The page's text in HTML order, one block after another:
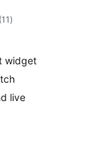
(11 celkové
hodnocení
)
widget
live